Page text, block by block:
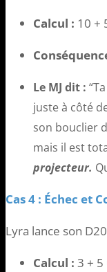
Calcul : 10 +
Le MJ dit :
juste à côté
son bouclier
mais il est
projecteur.
Cas 4 : Échec et
Lyra lance son
Calcul : 3 + 5